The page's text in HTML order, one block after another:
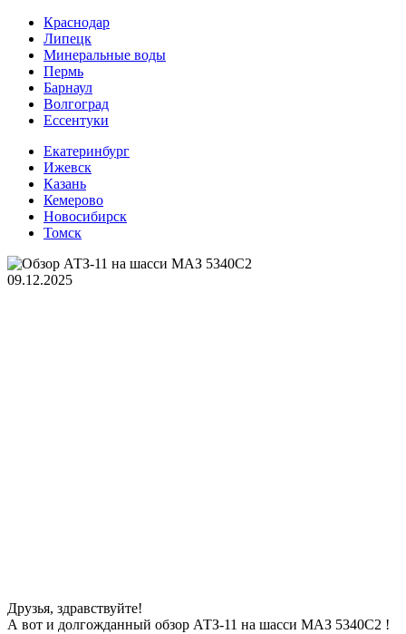
Краснодар
Липецк
Минеральные воды
Пермь
Барнаул
Волгоград
Еcсентуки
Екатеринбург
Ижевск
Казань
Кемерово
Новосибирск
Томск
09.12.2025
Друзья, здравствуйте!
А вот и долгожданный обзор АТЗ-11 на шасси МАЗ 5340С2 !